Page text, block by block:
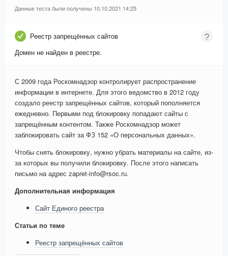
Данные теста были получены 10.10.2021 14:25
Реестр запрещённых сайтов
Домен не найден в реестре.
С 2009 года Роскомнадзор контролирует распространение
информации в интернете. Для этого ведомство в 2012 году
создало реестр запрещённых сайтов, который пополняется
ежедневно. Первыми под блокировку попадают сайты с
запрещённым контентом. Также Роскомнадзор может
заблокировать сайт за ФЗ 152 «О персональных данных».
Чтобы снять блокировку, нужно убрать материалы на сайте, из-
за которых вы получили блокировку. После этого написать
письмо на адрес zapret-info@rsoc.ru.
Дополнительная информация
Сайт Единого реестра
Статьи по теме
Реестр запрещённых сайтов